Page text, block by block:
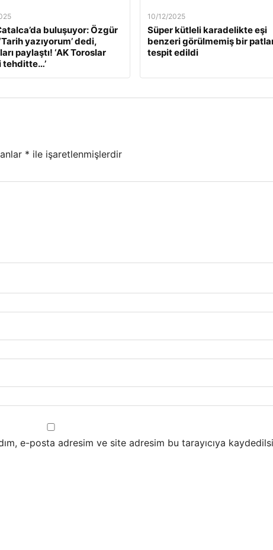
buluşuyor: Özgür
yazıyorum’ dedi,
paylaştı! ‘AK Toroslar
tehditte…’
10/12/2025
Süper kütleli karadelikte eşi
benzeri görülmemiş bir
tespit edildi
* ile işaretlenmişlerdir
e-posta adresim ve site adresim bu tarayıcıya